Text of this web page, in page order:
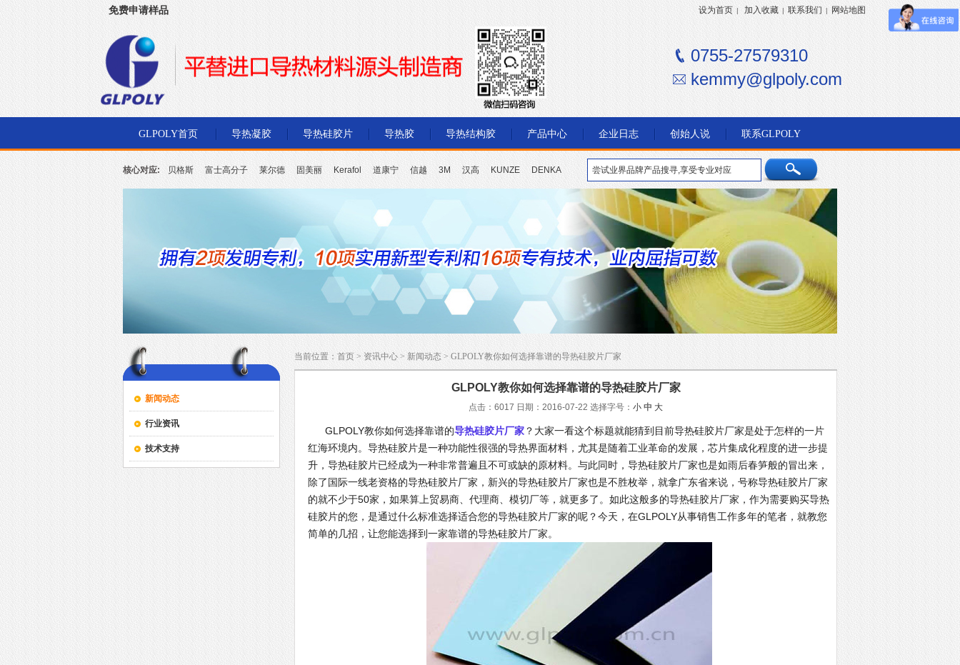
免费申请样品 设为首页 | 加入收藏 | 联系我们 | 网站地图
0755-27579310
kemmy@glpoly.com
GLPOLY首页 导热凝胶 导热硅胶片 导热胶 导热结构胶 产品中心 企业日志 创始人说 联系GLPOLY
核心对应: 贝格斯 富士高分子 莱尔德 固美丽 Kerafol 道康宁 信越 3M 汉高 KUNZE DENKA
新闻动态
行业资讯
技术支持
当前位置： 首页 > 资讯中心 > 新闻动态 > GLPOLY教你如何选择靠谱的导热硅胶片厂家
GLPOLY教你如何选择靠谱的导热硅胶片厂家
点击：6017 日期：2016-07-22 选择字号： 小 中 大
GLPOLY教你如何选择靠谱的导热硅胶片厂家 ？大家一看这个标题就能猜到目前导热硅胶片厂家是处于怎样的一片
红海环境内。导热硅胶片是一种功能性很强的导热界面材料，尤其是随着工业革命的发展，芯片集成化程度的进一步提
升，导热硅胶片已经成为一种非常普遍且不可或缺的原材料。与此同时，导热硅胶片厂家也是如雨后春笋般的冒出来，
除了国际一线老资格的导热硅胶片厂家，新兴的导热硅胶片厂家也是不胜枚举，就拿广东省来说，号称导热硅胶片厂家
的就不少于50家，如果算上贸易商、代理商、模切厂等，就更多了。如此这般多的导热硅胶片厂家，作为需要购买导热
硅胶片的您，是通过什么标准选择适合您的导热硅胶片厂家的呢？今天，在GLPOLY从事销售工作多年的笔者，就教您
简单的几招，让您能选择到一家靠谱的导热硅胶片厂家。